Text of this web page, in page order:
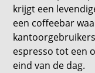
krijgt een
een coffeebar
espresso tot een
eind van de dag.